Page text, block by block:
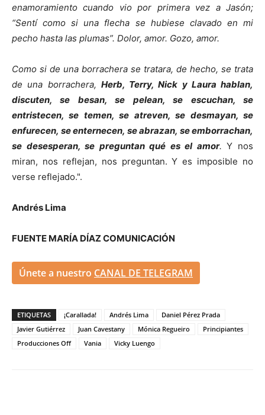
enamoramiento cuando vio por primera vez a Jasón;
“Sentí como si una flecha se hubiese clavado en mi
pecho hasta las plumas”. Dolor, amor. Gozo, amor.
Como si de una borrachera se tratara, de hecho, se trata
de una borrachera, Herb, Terry, Nick y Laura hablan,
discuten, se besan, se pelean, se escuchan, se
entristecen, se temen, se atreven, se desmayan, se
enfurecen, se enternecen, se abrazan, se emborrachan,
se desesperan, se preguntan qué es el amor. Y nos
miran, nos reflejan, nos preguntan. Y es imposible no
verse reflejado.".
Andrés Lima
FUENTE MARÍA DÍAZ COMUNICACIÓN
Únete a nuestro CANAL DE TELEGRAM
ETIQUETAS ¡Carallada! Andrés Lima
Daniel Pérez Prada
Javier Gutiérrez
Juan Cavestany Mónica Regueiro
Principiantes
Producciones Off
Vania Vicky Luengo